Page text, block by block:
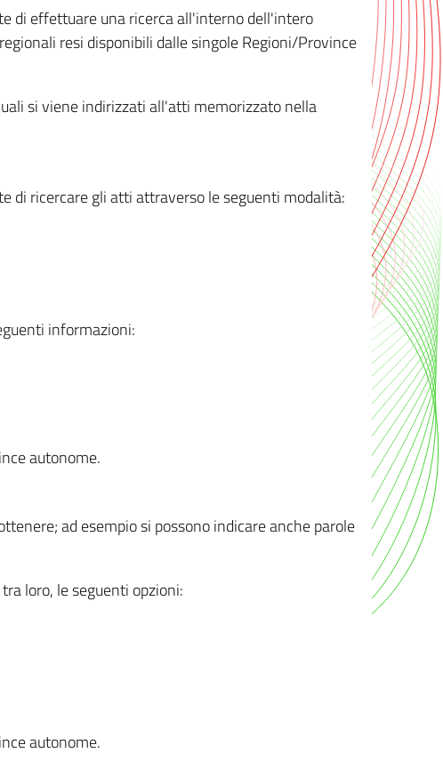
di effettuare una ricerca all'interno dell'intero
resi disponibili dalle singole Regioni/Province
si viene indirizzati all'atti memorizzato nella
di ricercare gli atti attraverso le seguenti modalità:
informazioni:
autonome.
ad esempio si possono indicare anche parole
loro, le seguenti opzioni:
autonome.